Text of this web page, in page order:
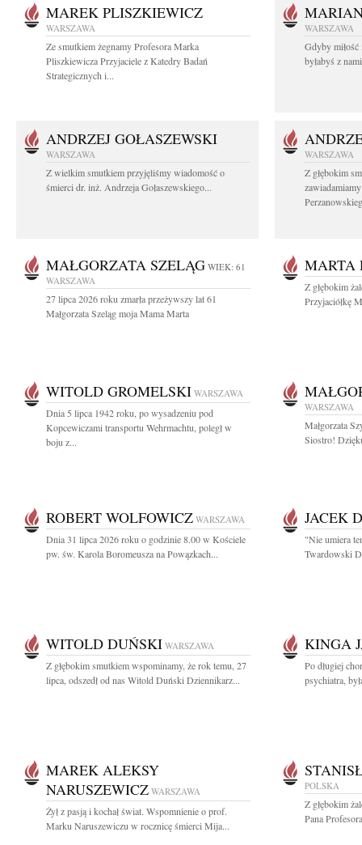
MAREK PLISZKIEWICZ
WARSZAWA
Ze smutkiem żegnamy Profesora Marka
Pliszkiewicza Przyjaciele z Katedry Badań
Strategicznych i...
WARSZAWA
Gdyby miłość
byłabyś z
ANDRZEJ GOŁASZEWSKI
WARSZAWA
Z wielkim smutkiem przyjęliśmy wiadomość o
śmierci dr. inż. Andrzeja Gołaszewskiego...
WARSZAWA
Z głębokim
MAŁGORZATA SZELĄG WIEK: 61
WARSZAWA
27 lipca 2026 roku zmarła przeżywszy lat 61
Małgorzata Szeląg moja Mama Marta
MARTA
Z głębokim
Przyjaciółkę
WITOLD GROMELSKI WARSZAWA
Dnia 5 lipca 1942 roku, po wysadzeniu pod
Kopcewiczami transportu Wehrmachtu, poległ w
boju z...
WARSZAWA
Małgorzata
Siostro!
ROBERT WOLFOWICZ WARSZAWA
Dnia 31 lipca 2026 roku o godzinie 8.00 w Kościele
pw. św. Karola Boromeusza na Powązkach...
JACEK
"Nie umiera
Twardowski
WITOLD DUŃSKI WARSZAWA
Z głębokim smutkiem wspominamy, że rok temu, 27
lipca, odszedł od nas Witold Duński Dziennikarz...
KINGA
Po długiej
psychiatra,
MAREK ALEKSY
NARUSZEWICZ WARSZAWA
Żył z pasją i kochał świat. Wspomnienie o prof.
Marku Naruszewiczu w rocznicę śmierci Mija...
POLSKA
Z głębokim
Pana